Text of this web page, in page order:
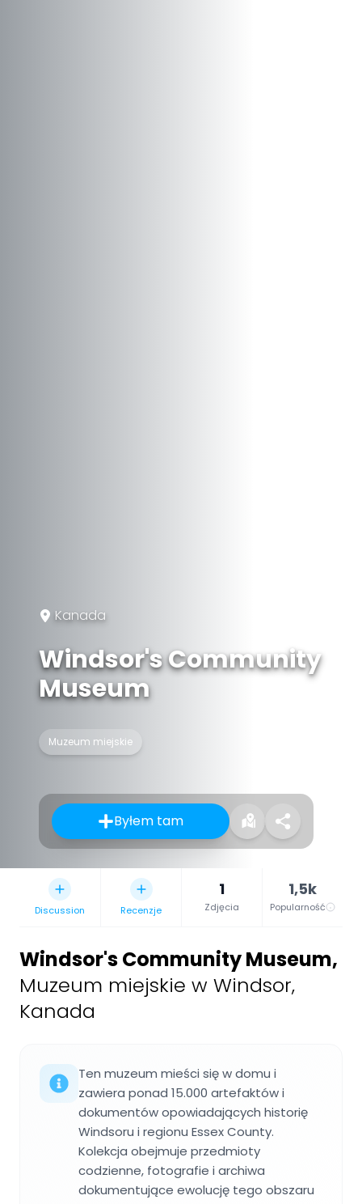
Kanada
Windsor's Community
Museum
Muzeum miejskie
Byłem tam
Discussion Recenzje
1
Zdjęcia
1,5k
Popularność
Windsor's Community Museum,
Muzeum miejskie w Windsor,
Kanada
Ten muzeum mieści się w domu i
zawiera ponad 15.000 artefaktów i
dokumentów opowiadających historię
Windsoru i regionu Essex County.
Kolekcja obejmuje przedmioty
codzienne, fotografie i archiwa
dokumentujące ewolucję tego obszaru